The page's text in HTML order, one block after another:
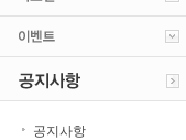
공지사항